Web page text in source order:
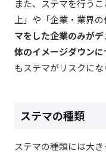
また、ステマを行う
上」や「企業・業界
マをした企業のみが
体のイメージダウンに
もステマがリスクにな
ステマの種類
ステマの種類には大